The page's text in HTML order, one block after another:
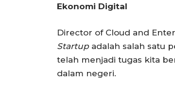
Ekonomi Digital
Director of Cloud and
Startup adalah salah satu
telah menjadi tugas kita
dalam negeri.